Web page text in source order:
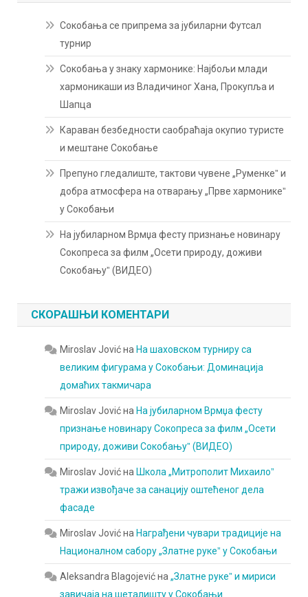
Сокобања се припрема за јубиларни Футсал
турнир
Сокобања у знаку хармонике: Најбољи млади
хармоникаши из Владичиног Хана, Прокупља и
Шапца
Караван безбедности саобраћаја окупио туристе
и мештане Сокобање
Препуно гледалиште, тактови чувене „Руменкеˮ и
добра атмосфера на отварању „Прве хармоникеˮ
у Сокобањи
На јубиларном Врмџа фесту признање новинару
Сокопреса за филм „Осети природу, доживи
Сокобањуˮ (ВИДЕО)
СКОРАШЊИ КОМЕНТАРИ
Miroslav Jovićна На шаховском турниру са
великим фигурама у Сокобањи: Доминација
домаћих такмичара
Miroslav Jovićна На јубиларном Врмџа фесту
признање новинару Сокопреса за филм „Осети
природу, доживи Сокобањуˮ (ВИДЕО)
Miroslav Jovićна Школа „Митрополит Михаилоˮ
тражи извођаче за санацију оштећеног дела
фасаде
Miroslav Jovićна Награђени чувари традиције на
Националном сабору „Златне рукеˮ у Сокобањи
Aleksandra Blagojevićна„Златне рукеˮ и мириси
завичаја на шеталишту у Сокобањи